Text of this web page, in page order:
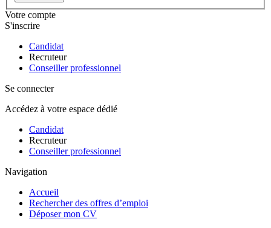
Votre compte
S'inscrire
Candidat
Recruteur
Conseiller professionnel
Se connecter
Accédez à votre espace dédié
Candidat
Recruteur
Conseiller professionnel
Navigation
Accueil
Rechercher des offres d’emploi
Déposer mon CV